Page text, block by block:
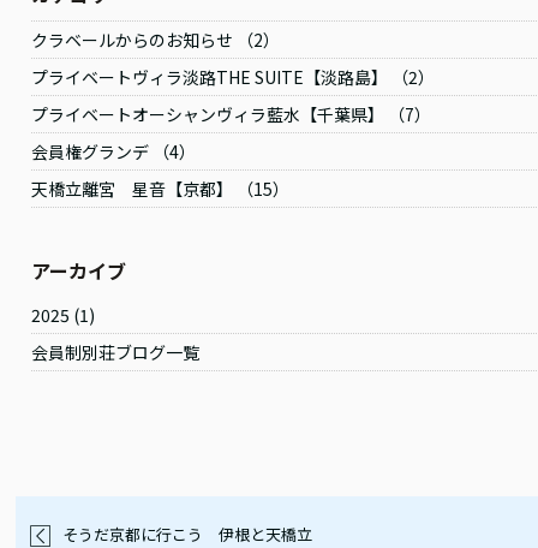
クラベールからのお知らせ （2）
プライベートヴィラ淡路THE SUITE【淡路島】 （2）
プライベートオーシャンヴィラ藍水【千葉県】 （7）
会員権グランデ （4）
天橋立離宮 星音【京都】 （15）
アーカイブ
2025 (1)
会員制別荘ブログ一覧
そうだ京都に行こう 伊根と天橋立